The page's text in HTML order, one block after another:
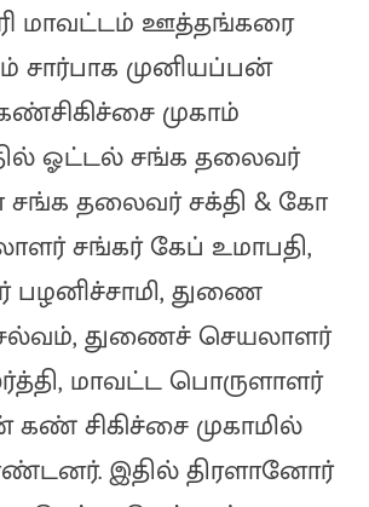
மாவட்டம் ஊத்தங்கரை
சார்பாக முனியப்பன்
முகாம்
ஓட்டல் சங்க தலைவர்
சங்க தலைவர் சக்தி & கோ
சங்கர் கேப் உமாபதி,
துணை
துணைச் செயலாளர்
மாவட்ட பொருளாளர்
சிகிச்சை முகாமில்
இதில் திரளானோர்